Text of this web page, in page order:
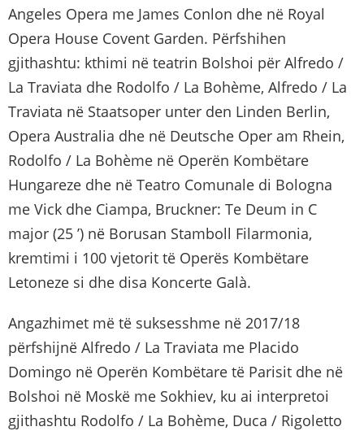
Angeles Opera me James Conlon dhe në Royal
Opera House Covent Garden. Përfshihen
gjithashtu: kthimi në teatrin Bolshoi për Alfredo /
La Traviata dhe Rodolfo / La Bohème, Alfredo / La
Traviata në Staatsoper unter den Linden Berlin,
Opera Australia dhe në Deutsche Oper am Rhein,
Rodolfo / La Bohème në Operën Kombëtare
Hungareze dhe në Teatro Comunale di Bologna
me Vick dhe Ciampa, Bruckner: Te Deum in C
major (25 ’) në Borusan Stamboll Filarmonia,
kremtimi i 100 vjetorit të Operës Kombëtare
Letoneze si dhe disa Koncerte Galà.
Angazhimet më të suksesshme në 2017/18
përfshijnë Alfredo / La Traviata me Placido
Domingo në Operën Kombëtare të Parisit dhe në
Bolshoi në Moskë me Sokhiev, ku ai interpretoi
gjithashtu Rodolfo / La Bohème, Duca / Rigoletto